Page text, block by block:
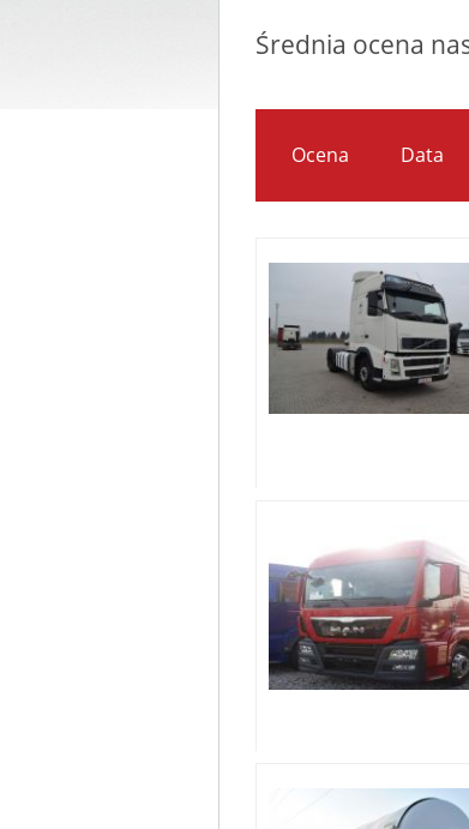
Średnia ocena
Ocena Data